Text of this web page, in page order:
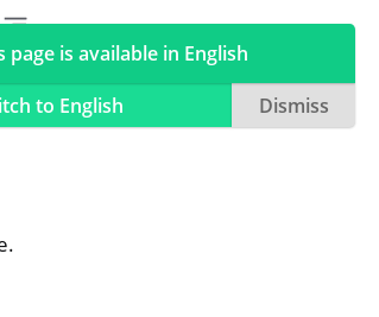
page is available in English
to English
Dismiss